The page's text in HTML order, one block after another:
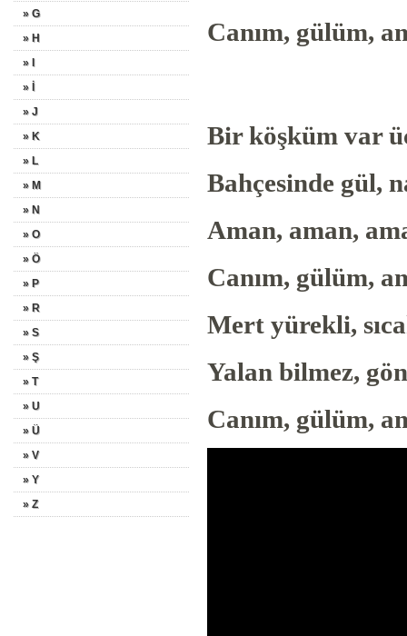
» G
» H
» I
» İ
» J
» K
» L
» M
» N
» O
» Ö
» P
» R
» S
» Ş
» T
» U
» Ü
» V
» Y
» Z
Canım, gülüm,
Bir köşküm var
Bahçesinde gül,
Aman, aman,
Canım, gülüm,
Mert yürekli,
Yalan bilmez,
Canım, gülüm,